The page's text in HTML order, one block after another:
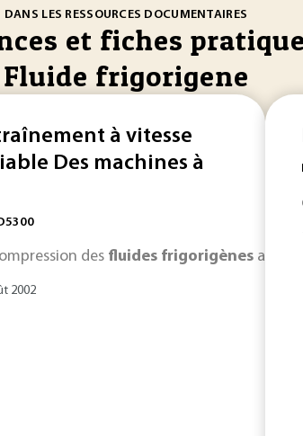
DANS LES RESSOURCES DOCUMENTAIRES
et fiches
Fluide frigorigene
. Jusqu’à présent, lesfrigorigènes
à vitesse
Des machines à
des fluides frigorigènes ainsi
2002